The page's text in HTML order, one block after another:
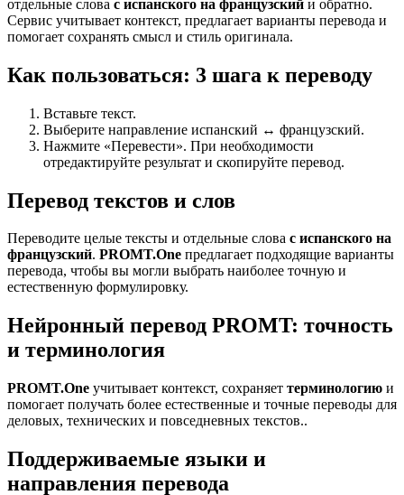
отдельные слова с испанского на французский и обратно.
Сервис учитывает контекст, предлагает варианты перевода и
помогает сохранять смысл и стиль оригинала.
Как пользоваться: 3 шага к переводу
Вставьте текст.
Выберите направление испанский ↔ французский.
Нажмите «Перевести». При необходимости
отредактируйте результат и скопируйте перевод.
Перевод текстов и слов
Переводите целые тексты и отдельные слова с испанского на
французский. PROMT.One предлагает подходящие варианты
перевода, чтобы вы могли выбрать наиболее точную и
естественную формулировку.
Нейронный перевод PROMT: точность
и терминология
PROMT.One учитывает контекст, сохраняет терминологию и
помогает получать более естественные и точные переводы для
деловых, технических и повседневных текстов..
Поддерживаемые языки и
направления перевода